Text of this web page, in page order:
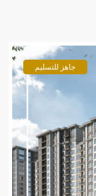
جاهز للتسليم